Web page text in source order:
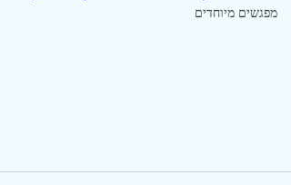
מפגשים מיוחדים